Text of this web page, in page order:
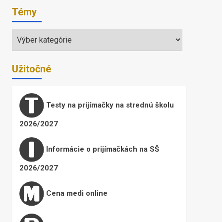
Témy
Témy
Užitočné
Testy na prijímačky na strednú školu
2026/2027
Informácie o prijímačkách na SŠ
2026/2027
Cena medi online